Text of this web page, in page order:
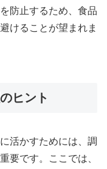
防止するため、食品
けることが望まれま
ヒント
活かすためには、調
要です。ここでは、